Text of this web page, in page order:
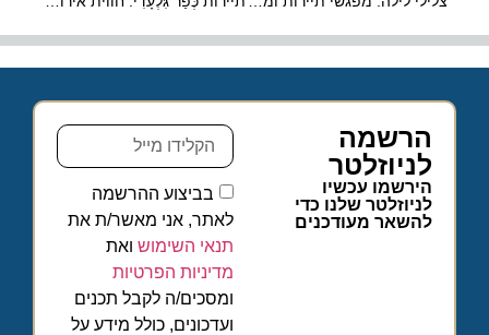
הרשמה
לניוזלטר
הירשמו עכשיו
לניוזלטר שלנו כדי
להשאר מעודכנים
בביצוע ההרשמה
לאתר, אני מאשר/ת את
תנאי השימושואת
מדיניות הפרטיות
ומסכים/ה לקבל תכנים
ועדכונים, כולל מידע על